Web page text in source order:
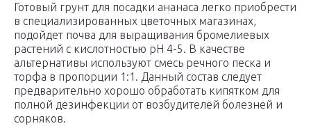
Готовый грунт для посадки ананаса легко приобрести
в специализированных цветочных магазинах,
подойдет почва для выращивания бромелиевых
растений с кислотностью pH 4-5. В качестве
альтернативы используют смесь речного песка и
торфа в пропорции 1:1. Данный состав следует
предварительно хорошо обработать кипятком для
полной дезинфекции от возбудителей болезней и
сорняков.